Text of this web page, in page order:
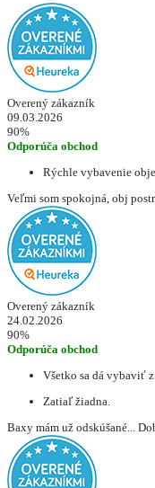
Overený zákazník
09.03.2026
90%
Odporúča obchod
Rýchle vybavenie
Veľmi som spokojná, obj
Overený zákazník
24.02.2026
90%
Odporúča obchod
Všetko sa dá vybaviť
Zatiaľ žiadna.
Baxy mám už odskúšané...